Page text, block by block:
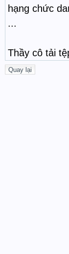
hạng chức
...
Thầy cô tải